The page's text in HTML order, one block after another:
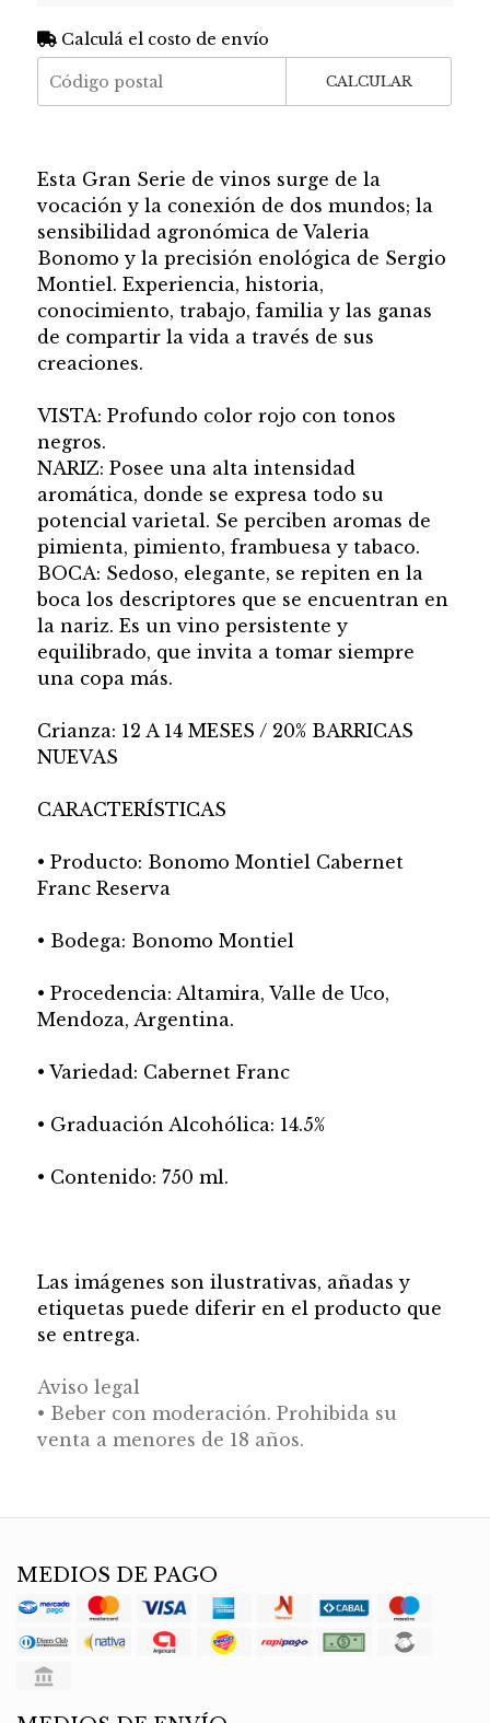
Calculá el costo de envío
CALCULAR
Esta Gran Serie de vinos surge de la
vocación y la conexión de dos mundos; la
sensibilidad agronómica de Valeria
Bonomo y la precisión enológica de Sergio
Montiel. Experiencia, historia,
conocimiento, trabajo, familia y las ganas
de compartir la vida a través de sus
creaciones.
VISTA: Profundo color rojo con tonos
negros.
NARIZ: Posee una alta intensidad
aromática, donde se expresa todo su
potencial varietal. Se perciben aromas de
pimienta, pimiento, frambuesa y tabaco.
BOCA: Sedoso, elegante, se repiten en la
boca los descriptores que se encuentran en
la nariz. Es un vino persistente y
equilibrado, que invita a tomar siempre
una copa más.
Crianza: 12 A 14 MESES / 20% BARRICAS
NUEVAS
CARACTERÍSTICAS
• Producto: Bonomo Montiel Cabernet
Franc Reserva
• Bodega: Bonomo Montiel
• Procedencia: Altamira, Valle de Uco,
Mendoza, Argentina.
• Variedad: Cabernet Franc
• Graduación Alcohólica: 14.5%
• Contenido: 750 ml.
Las imágenes son ilustrativas, añadas y
etiquetas puede diferir en el producto que
se entrega.
Aviso legal
• Beber con moderación. Prohibida su
venta a menores de 18 años.
MEDIOS DE PAGO